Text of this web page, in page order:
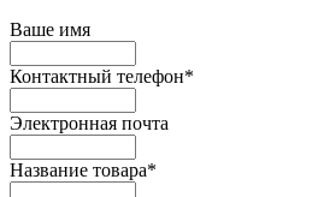
Ваше имя
Контактный телефон*
Электронная почта
Название товара*